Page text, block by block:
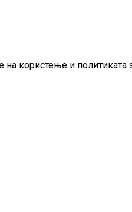
на користење и политиката